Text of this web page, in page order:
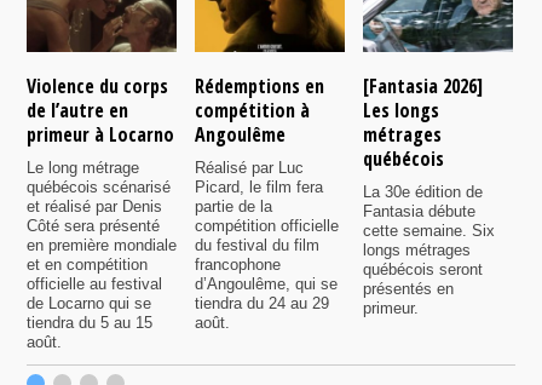
Violence du corps
de l’autre en
primeur à Locarno
Le long métrage
québécois scénarisé
et réalisé par Denis
Côté sera présenté
en première mondiale
et en compétition
officielle au festival
de Locarno qui se
tiendra du 5 au 15
août.
Rédemptions en
compétition à
Angoulême
Réalisé par Luc
Picard, le film fera
partie de la
compétition officielle
du festival du film
francophone
d’Angoulême, qui se
tiendra du 24 au 29
août.
[Fantasia 2026]
Les longs
métrages
québécois
La 30e édition de
Fantasia débute
cette semaine. Six
longs métrages
québécois seront
présentés en
primeur.